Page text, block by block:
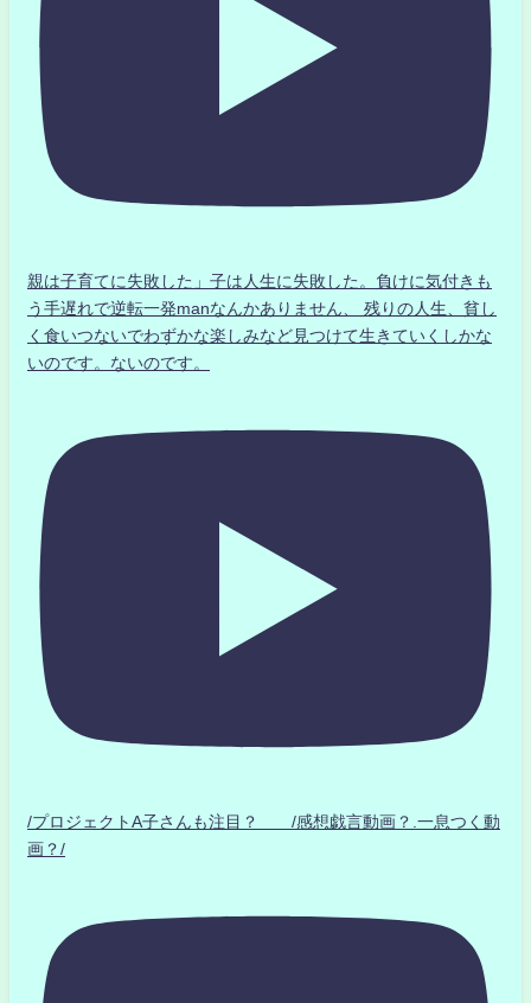
親は子育てに失敗した」子は人生に失敗した。負けに気付きも
う手遅れで逆転一発manなんかありません、 残りの人生、貧し
く食いつないでわずかな楽しみなど見つけて生きていくしかな
いのです。ないのです。
/プロジェクトA子さんも注目？ /感想戯言動画？.一息つく動
画？/